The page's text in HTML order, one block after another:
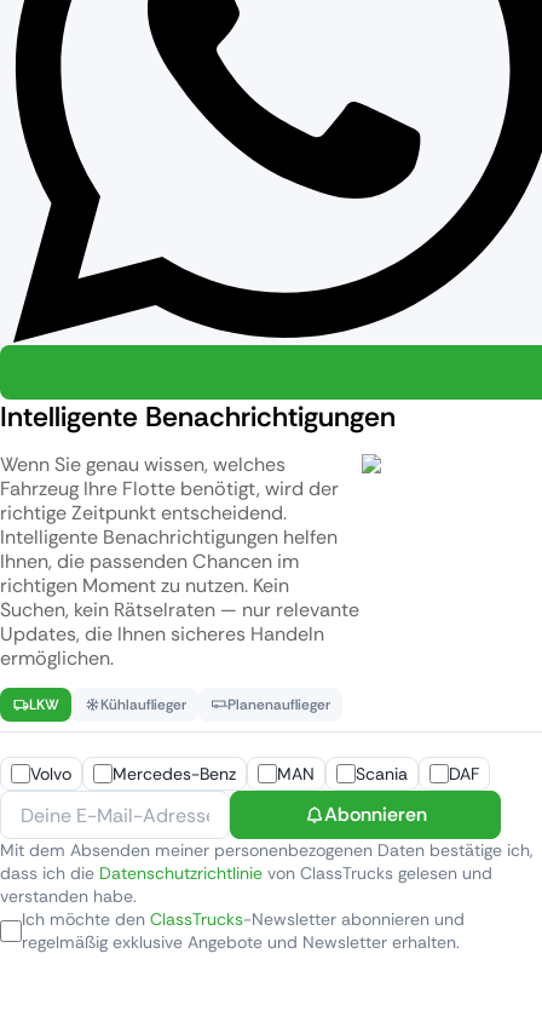
Intelligente Benachrichtigungen
Wenn Sie genau wissen, welches
Fahrzeug Ihre Flotte benötigt, wird der
richtige Zeitpunkt entscheidend.
Intelligente Benachrichtigungen helfen
Ihnen, die passenden Chancen im
richtigen Moment zu nutzen. Kein
Suchen, kein Rätselraten — nur relevante
Updates, die Ihnen sicheres Handeln
ermöglichen.
LKW Kühlauflieger Planenauflieger
Volvo Mercedes-Benz MAN Scania DAF
Abonnieren
Mit dem Absenden meiner personenbezogenen Daten bestätige ich,
dass ich die Datenschutzrichtlinie von ClassTrucks gelesen und
verstanden habe.
Ich möchte den ClassTrucks-Newsletter abonnieren und
regelmäßig exklusive Angebote und Newsletter erhalten.